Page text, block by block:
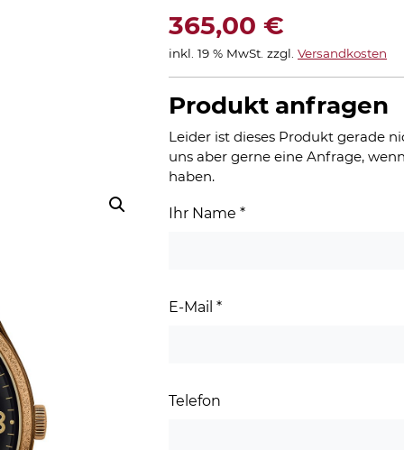
365,00 €
inkl. 19 % MwSt. zzgl. Versandkosten
Produkt anfragen
Leider ist dieses Produkt gerade
uns aber gerne eine Anfrage,
haben.
Ihr Name *
E-Mail *
Telefon